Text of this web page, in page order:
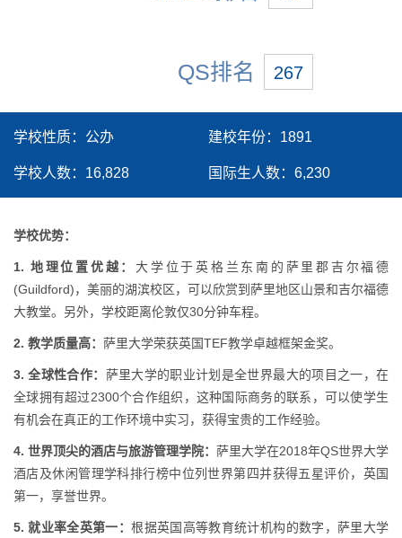
267
QS排名
学校性质： 公办 建校年份： 1891
学校人数： 16,828 国际生人数： 6,230
学校优势：
1. 地理位置优越： 大学位于英格兰东南的萨里郡吉尔福德
(Guildford)，美丽的湖滨校区，可以欣赏到萨里地区山景和吉尔福德
大教堂。另外，学校距离伦敦仅30分钟车程。
2. 教学质量高： 萨里大学荣获英国TEF教学卓越框架金奖。
3. 全球性合作： 萨里大学的职业计划是全世界最大的项目之一，在
全球拥有超过2300个合作组织，这种国际商务的联系，可以使学生
有机会在真正的工作环境中实习，获得宝贵的工作经验。
4. 世界顶尖的酒店与旅游管理学院： 萨里大学在2018年QS世界大学
酒店及休闲管理学科排行榜中位列世界第四并获得五星评价，英国
第一，享誉世界。
5. 就业率全英第一：根据英国高等教育统计机构的数字，萨里大学